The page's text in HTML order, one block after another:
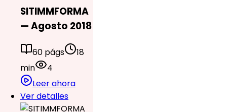
SITIMMFORMA
— Agosto 2018
60 págs
18
min
4
Leer ahora
Ver detalles